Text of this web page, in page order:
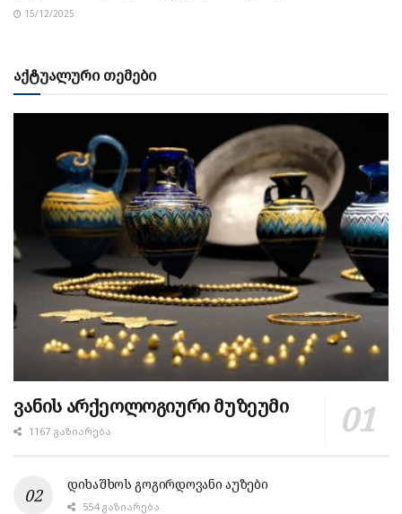
15/12/2025
აქტუალური თემები
ვანის არქეოლოგიური მუზეუმი
1167 ᲒᲐᲖᲘᲐᲠᲔᲑᲐ
დიხაშხოს გოგირდოვანი აუზები
554 ᲒᲐᲖᲘᲐᲠᲔᲑᲐ